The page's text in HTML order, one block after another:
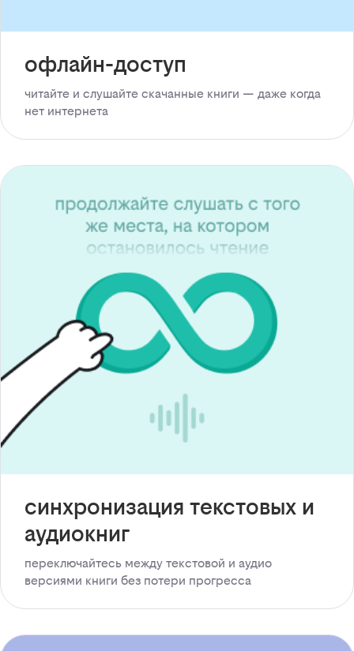
офлайн-доступ
читайте и слушайте скачанные книги — даже когда
нет интернета
синхронизация текстовых и
аудиокниг
переключайтесь между текстовой и аудио
версиями книги без потери прогресса